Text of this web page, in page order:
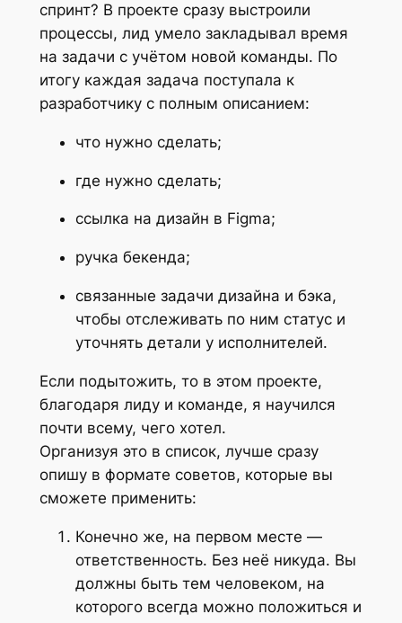
спринт? В проекте сразу выстроили
процессы, лид умело закладывал время
на задачи с учётом новой команды. По
итогу каждая задача поступала к
разработчику с полным описанием:
что нужно сделать;
где нужно сделать;
ссылка на дизайн в Figma;
ручка бекенда;
связанные задачи дизайна и бэка,
чтобы отслеживать по ним статус и
уточнять детали у исполнителей.
Если подытожить, то в этом проекте,
благодаря лиду и команде, я научился
почти всему, чего хотел.
Организуя это в список, лучше сразу
опишу в формате советов, которые вы
сможете применить:
Конечно же, на первом месте —
ответственность. Без неё никуда. Вы
должны быть тем человеком, на
которого всегда можно положиться и